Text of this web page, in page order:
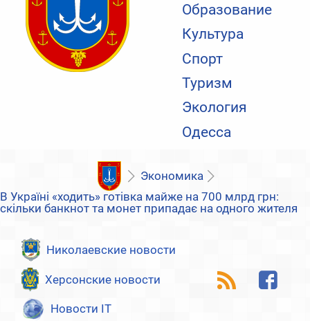
Образование
Культура
Спорт
Туризм
Экология
Одесса
Экономика
В Україні «ходить» готівка майже на 700 млрд грн:
скільки банкнот та монет припадає на одного жителя
Николаевские новости
Херсонские новости
Новости IT